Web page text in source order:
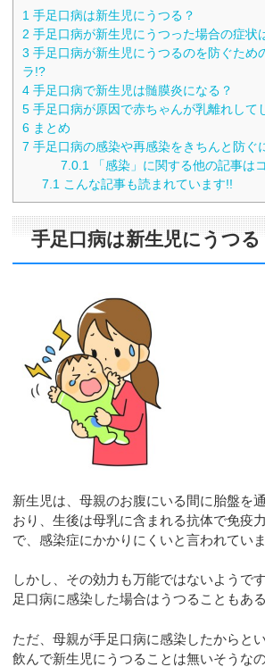
1 手足口病は新生児にうつる？
2 手足口病が新生児にうつった場合の症状
3 手足口病が新生児にうつるのを防ぐため
ラ!?
4 手足口病で新生児は髄膜炎になる？
5 手足口病が原因で赤ちゃんが乳離れして
6 まとめ
7 手足口病の感染や再感染をきちんと防ぐ
7.0.1
「感染」に関する他の記事は
7.1 こんな記事も読まれています!!
手足口病は新生児にうつる
新生児は、母親のお腹にいる間に胎盤を
おり、生後は母乳に含まれる抗体で免疫
で、感染症にかかりにくいと言われていま
しかし、その効力も万能ではないようで
足口病に感染した場合はうつることもあ
ただ、母親が手足口病に感染したからと
飲んで新生児にうつることは無いそうな